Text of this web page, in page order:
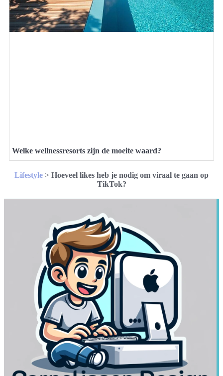
Welke wellnessresorts zijn de moeite waard?
Lifestyle > Hoeveel likes heb je nodig om viraal te gaan op
TikTok?